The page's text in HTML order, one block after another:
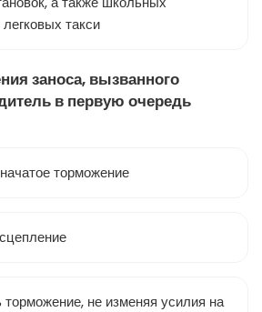
такси
заноса, вызванного
в первую очередь
торможение
не изменяя усилия на